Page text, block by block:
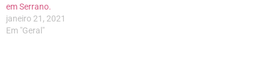
em Serrano.
janeiro 21, 2021
Em "Geral"